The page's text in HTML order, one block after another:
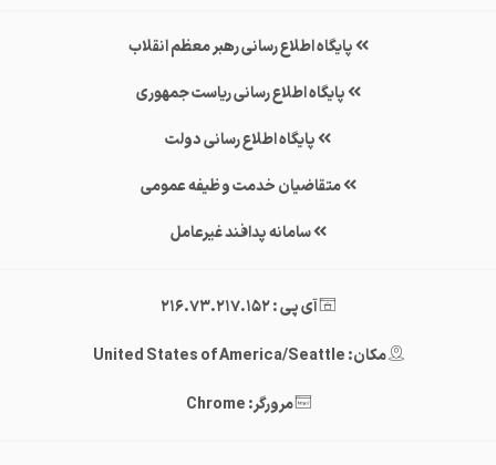
پایگاه اطلاع رسانی رهبر معظم انقلاب
پایگاه اطلاع رسانی ریاست جمهوری
پایگاه اطلاع رسانی دولت
متقاضیان خدمت وظیفه عمومی
سامانه پدافند غیرعامل
آی پی : 216.73.217.152
مکان: United States of America/Seattle
مرورگر: Chrome